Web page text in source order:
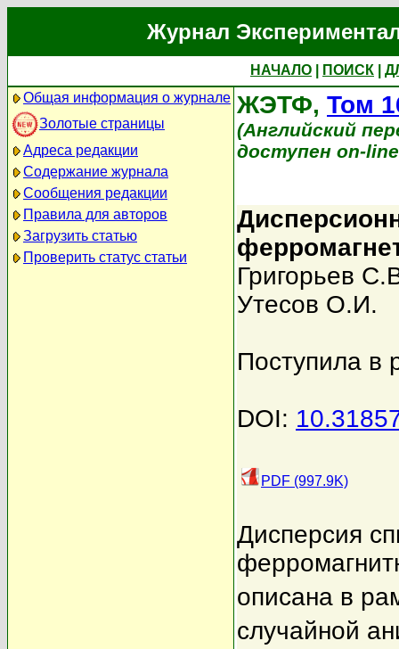
Журнал
НАЧАЛО ПОИСК
Общая информация о журнале
Золотые страницы
Адреса редакции
Содержание журнала
Сообщения редакции
Правила для авторов
Загрузить статью
Проверить статус статьи
ЖЭТФ, Том
(Английский
доступен on-
Григорьев
Утесов О.И.
Поступила в
DOI:
PDF (997.9K)
Дисперсия
описана в
случайной